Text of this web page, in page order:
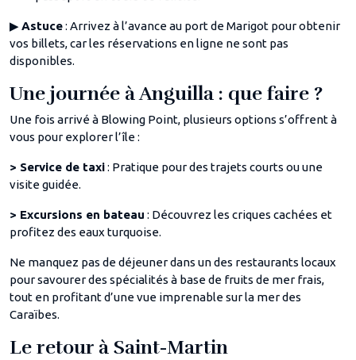
▶Astuce: Arrivez à l’avance au port de Marigot pour obtenir
vos billets, car les réservations en ligne ne sont pas
disponibles.
Une journée à Anguilla : que faire ?
Une fois arrivé à Blowing Point, plusieurs options s’offrent à
vous pour explorer l’île :
> Service de taxi: Pratique pour des trajets courts ou une
visite guidée.
> Excursions en bateau : Découvrez les criques cachées et
profitez des eaux turquoise.
Ne manquez pas de déjeuner dans un des restaurants locaux
pour savourer des spécialités à base de fruits de mer frais,
tout en profitant d’une vue imprenable sur la mer des
Caraïbes.
Le retour à Saint-Martin